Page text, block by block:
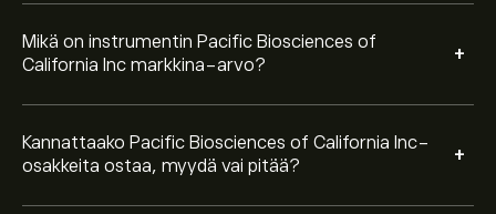
Mikä on instrumentin Pacific Biosciences of
California Inc markkina-arvo?
+
Kannattaako Pacific Biosciences of California Inc-
osakkeita ostaa, myydä vai pitää?
+